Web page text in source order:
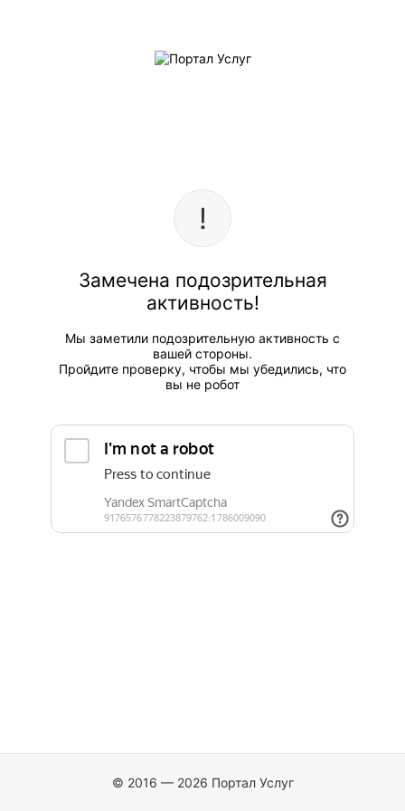
Замечена подозрительная
активность!
Мы заметили подозрительную активность с
вашей стороны.
Пройдите проверку, чтобы мы убедились, что
вы не робот
© 2016 — 2026 Портал Услуг